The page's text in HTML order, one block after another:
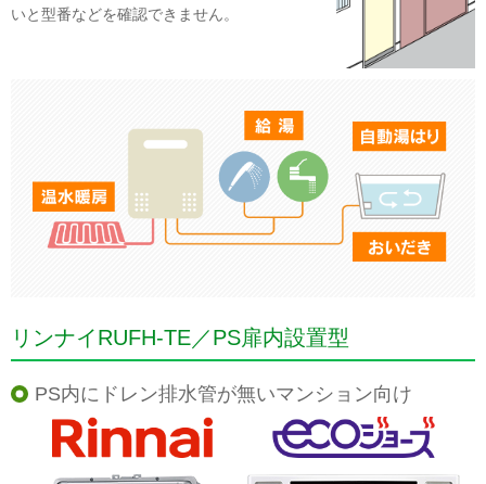
いと型番などを確認できません。
リンナイRUFH-TE／PS扉内設置型
PS内にドレン排水管が無いマンション向け